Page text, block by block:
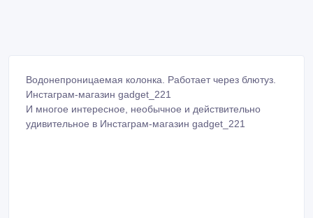
Водонепроницаемая колонка. Работает через блютуз.
Инстаграм-магазин gadget_221
И многое интересное, необычное и действительно
удивительное в Инстаграм-магазин gadget_221